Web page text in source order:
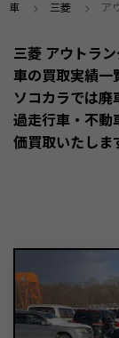
車 > 三菱 > ア
三菱 アウトラ
車の買取実績一
ソコカラでは廃
過走行車・不動
価買取いたしま